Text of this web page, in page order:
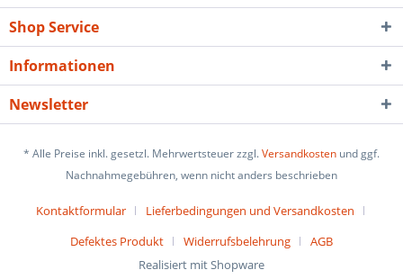
Shop Service
Informationen
Newsletter
* Alle Preise inkl. gesetzl. Mehrwertsteuer zzgl.Versandkosten und ggf.
Nachnahmegebühren, wenn nicht anders beschrieben
Kontaktformular
Lieferbedingungen und Versandkosten
Defektes Produkt
Widerrufsbelehrung
AGB
Realisiert mit Shopware